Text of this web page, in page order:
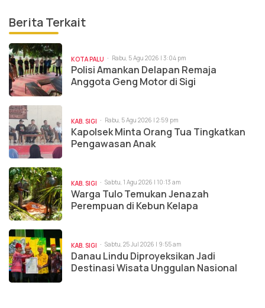
Berita Terkait
KOTA PALU Rabu, 5 Agu 2026 | 3:04 pm
Polisi Amankan Delapan Remaja
Anggota Geng Motor di Sigi
KAB. SIGI Rabu, 5 Agu 2026 | 2:59 pm
Kapolsek Minta Orang Tua Tingkatkan
Pengawasan Anak
KAB. SIGI Sabtu, 1 Agu 2026 | 10:13 am
Warga Tulo Temukan Jenazah
Perempuan di Kebun Kelapa
KAB. SIGI Sabtu, 25 Jul 2026 | 9:55 am
Danau Lindu Diproyeksikan Jadi
Destinasi Wisata Unggulan Nasional